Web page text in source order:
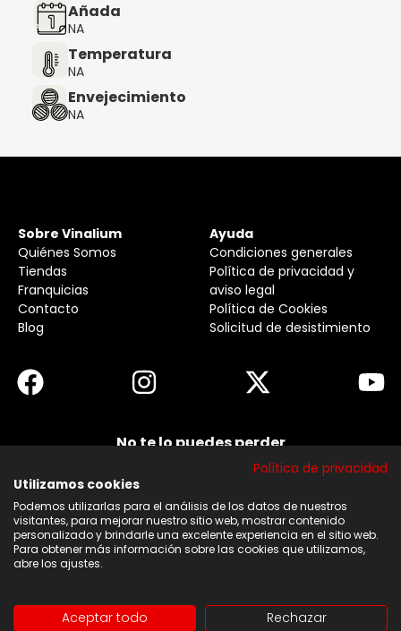
Añada
NA
Temperatura
NA
Envejecimiento
NA
Sobre Vinalium
Quiénes Somos
Tiendas
Franquicias
Contacto
Blog
Ayuda
Condiciones generales
Política de privacidad y
aviso legal
Política de Cookies
Solicitud de desistimiento
No te lo puedes perder
ninguna de nuestras noticias, ofertas y
Acepto los términos y condiciones
Política de privacidad
Utilizamos cookies
Podemos utilizarlas para el análisis de los datos de nuestros
visitantes, para mejorar nuestro sitio web, mostrar contenido
personalizado y brindarle una excelente experiencia en el sitio web.
Para obtener más información sobre las cookies que utilizamos,
abre los ajustes.
Aceptar todo Rechazar